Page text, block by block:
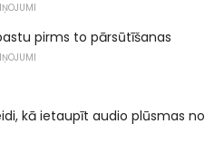
pirms to pārsūtīšanas
kā ietaupīt audio plūsmas no